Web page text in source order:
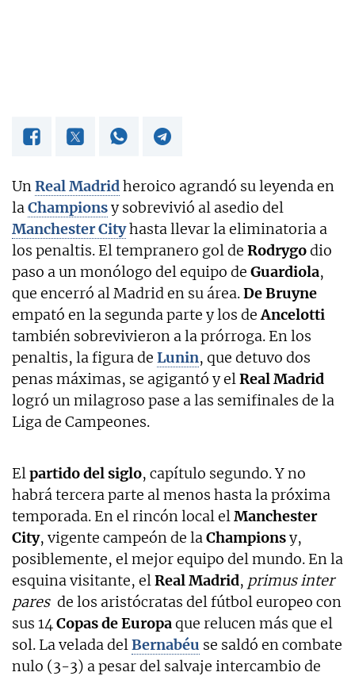
UnReal Madridheroico agrandó su leyenda en
laChampionsy sobrevivió al asedio del
Manchester Cityhasta llevar la eliminatoria a
los penaltis. El tempranero gol de Rodrygodio
paso a un monólogo del equipo de Guardiola,
que encerró al Madrid en su área.De Bruyne
empató en la segunda parte y los deAncelotti
también sobrevivieron a la prórroga. En los
penaltis, la figura de Lunin, que detuvo dos
penas máximas, se agigantó y elReal Madrid
logró un milagroso pase a las semifinales de la
Liga de Campeones.
Elpartido del siglo, capítulo segundo. Y no
habrá tercera parte al menos hasta la próxima
temporada. En el rincón local elManchester
City, vigente campeón de laChampionsy,
posiblemente, el mejor equipo del mundo. En la
esquina visitante, elReal Madrid, primus inter
pares de los aristócratas del fútbol europeo con
sus 14Copas de Europaque relucen más que el
sol. La velada delBernabéu se saldó en combate
nulo (3-3) a pesar del salvaje intercambio de